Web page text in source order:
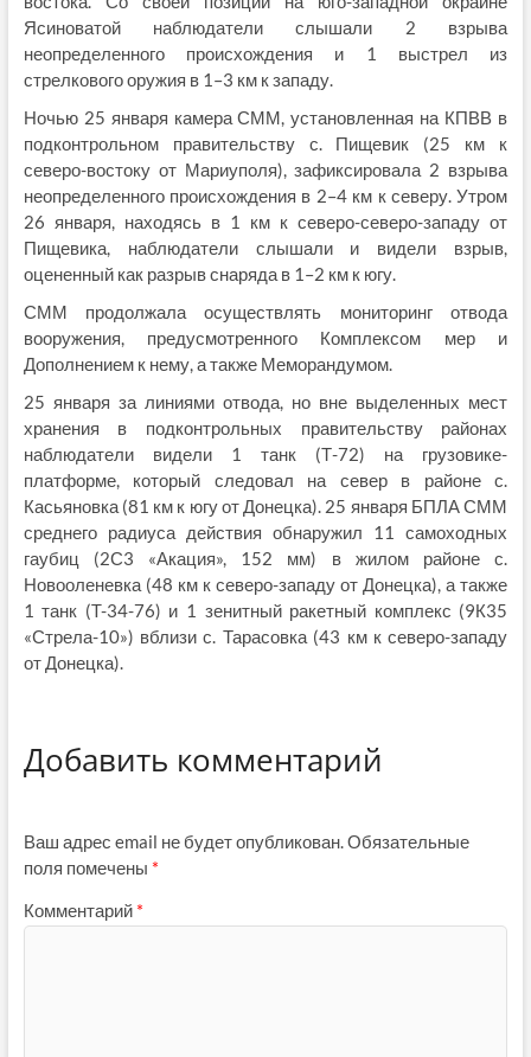
Ясиноватой наблюдатели слышали 2 взрыва
неопределенного происхождения и 1 выстрел из
стрелкового оружия в 1–3 км к западу.
Ночью 25 января камера СММ, установленная на КПВВ в
подконтрольном правительству с. Пищевик (25 км к
северо-востоку от Мариуполя), зафиксировала 2 взрыва
неопределенного происхождения в 2–4 км к северу. Утром
26 января, находясь в 1 км к северо-северо-западу от
Пищевика, наблюдатели слышали и видели взрыв,
оцененный как разрыв снаряда в 1–2 км к югу.
СММ продолжала осуществлять мониторинг отвода
вооружения, предусмотренного Комплексом мер и
Дополнением к нему, а также Меморандумом.
25 января за линиями отвода, но вне выделенных мест
хранения в подконтрольных правительству районах
наблюдатели видели 1 танк (Т-72) на грузовике-
платформе, который следовал на север в районе с.
Касьяновка (81 км к югу от Донецка). 25 января БПЛА СММ
среднего радиуса действия обнаружил 11 самоходных
гаубиц (2С3 «Акация», 152 мм) в жилом районе с.
Новооленевка (48 км к северо-западу от Донецка), а также
1 танк (T-34-76) и 1 зенитный ракетный комплекс (9К35
«Стрела-10») вблизи с. Тарасовка (43 км к северо-западу
от Донецка).
Добавить комментарий
Ваш адрес email не будет опубликован.Обязательные
поля помечены *
Комментарий *